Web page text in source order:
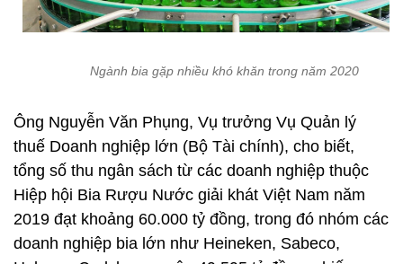
Ngành bia gặp nhiều khó khăn trong năm 2020
Ông Nguyễn Văn Phụng, Vụ trưởng Vụ Quản lý
thuế Doanh nghiệp lớn (Bộ Tài chính), cho biết,
tổng số thu ngân sách từ các doanh nghiệp thuộc
Hiệp hội Bia Rượu Nước giải khát Việt Nam năm
2019 đạt khoảng 60.000 tỷ đồng, trong đó nhóm các
doanh nghiệp bia lớn như Heineken, Sabeco,